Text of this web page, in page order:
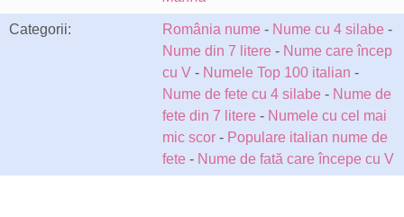
Categorii: România nume - Nume cu 4 silabe -
Nume din 7 litere - Nume care încep
cu V - Numele Top 100 italian -
Nume de fete cu 4 silabe - Nume de
fete din 7 litere - Numele cu cel mai
mic scor - Populare italian nume de
fete - Nume de fată care începe cu V